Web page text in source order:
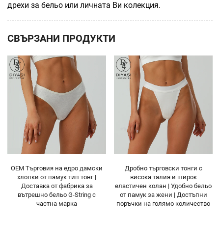
дрехи за бельо или личната Ви колекция.
СВЪРЗАНИ ПРОДУКТИ
Дробно търговски тонги с
висока талия и широк
еластичен колан | Удобно бельо
от памук за жени | Достъпни
поръчки на голямо количество
Дамско хлъзгаво бельо от
памук с средна талия на убий
сток | OEM собствен етикет G
String фабрика в наличност